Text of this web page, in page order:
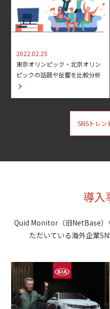
2022.02.25
東京オリンピック・北京オリン
ピックの話題や反響を比較分析
SNSトレン
導入
Quid Monitor（旧NetBase）
ただいている海外企業